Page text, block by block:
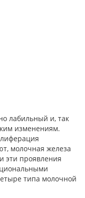
лабильный и, так
изменениям.
молочная железа
эти проявления
типа молочной